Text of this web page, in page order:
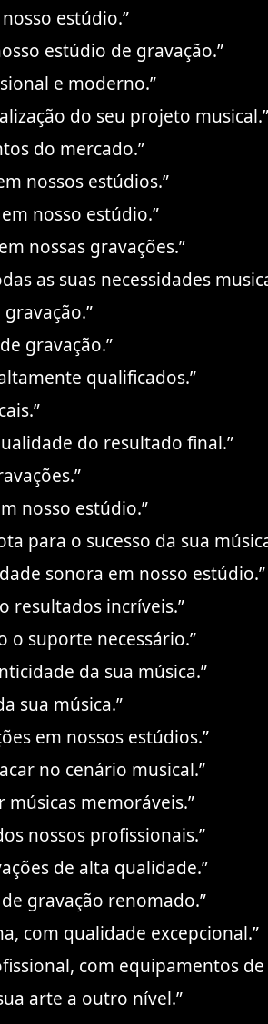
estúdio.”
estúdio de gravação.”
e moderno.”
do seu projeto musical.”
do mercado.”
nossos estúdios.”
nosso estúdio.”
nossas gravações.”
as suas necessidades
gravação.”
qualificados.”
do resultado final.”
nosso estúdio.”
para o sucesso da sua
sonora em nosso estúdio.”
resultados incríveis.”
o suporte necessário.”
da sua música.”
sua música.”
em nossos estúdios.”
no cenário musical.”
memoráveis.”
nossos profissionais.”
de alta qualidade.”
gravação renomado.”
com qualidade excepcional.”
com equipamentos de
arte a outro nível.”